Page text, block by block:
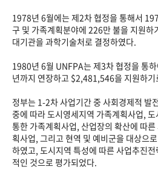
1978년 6월에는 제2차 협정을 통해서
구 및 가족계획분야에 226만 불을 지원하
대기관을 과학기술처로 결정하였다.
1980년 6월 UNFPA는 제3차 협정을 통
년까지 연장하고 $2,481,546을 지원하기
정부는 1-2차 사업기간 중 사회경제적 발
중에 따라 도시영세지역 가족계획사업,
통한 가족계획사업, 산업장의 확산에 따
획사업, 그리고 현역 및 예비군을 대상으
하였고, 도시지역 특성에 따른 사업추진
적인 것으로 평가되었다.